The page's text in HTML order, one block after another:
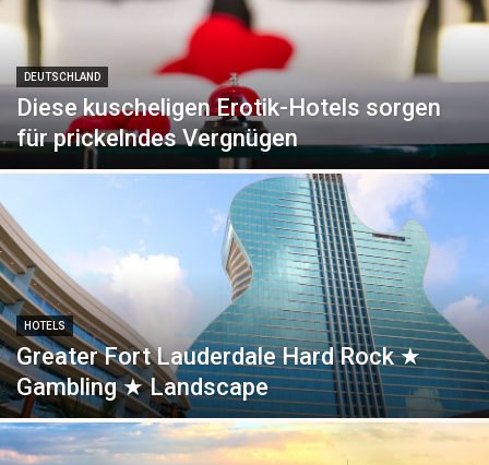
DEUTSCHLAND
Diese kuscheligen Erotik-Hotels sorgen
für prickelndes Vergnügen
HOTELS
Greater Fort Lauderdale Hard Rock ★
Gambling ★ Landscape